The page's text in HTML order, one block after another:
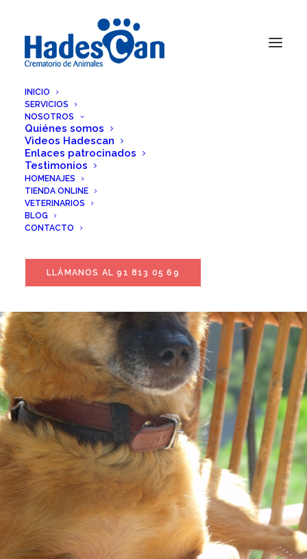
INICIO
SERVICIOS
NOSOTROS
Quiénes somos
Videos Hadescan
Enlaces patrocinados
Testimonios
HOMENAJES
TIENDA ONLINE
VETERINARIOS
BLOG
CONTACTO
LLÁMANOS AL 91 813 05 69